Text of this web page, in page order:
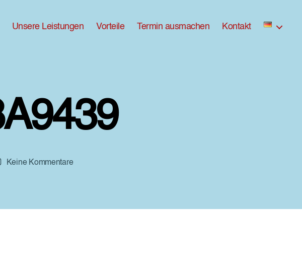
Unsere Leistungen Vorteile Termin ausmachen Kontakt
Keine Kommentarezu